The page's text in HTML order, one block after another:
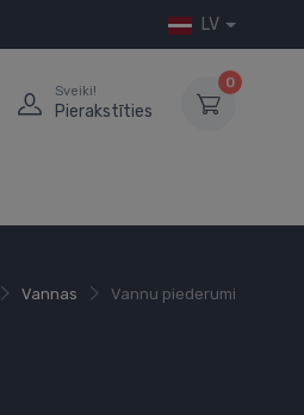
LV
Sveiki!
Pierakstīties
0
Vannas Vannu piederumi